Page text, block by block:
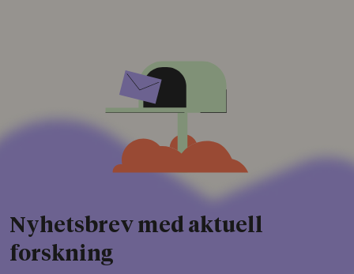
Nyhetsbrev med aktuell
forskning